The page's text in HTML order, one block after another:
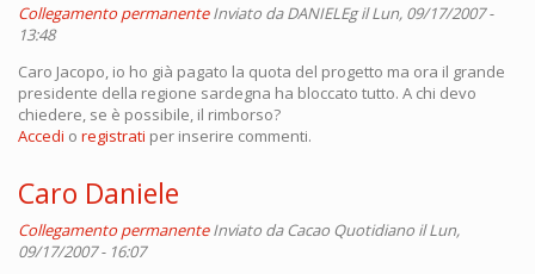
Collegamento permanente Inviato daDANIELEgil Lun, 09/17/2007 -
13:48
Caro Jacopo, io ho già pagato la quota del progetto ma ora il grande
presidente della regione sardegna ha bloccato tutto. A chi devo
chiedere, se è possibile, il rimborso?
Accedi o registrati per inserire commenti.
Caro Daniele
Collegamento permanente Inviato daCacao Quotidiano il Lun,
09/17/2007 - 16:07